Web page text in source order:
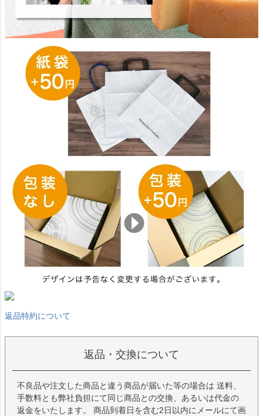
返品特約について
返品・交換について
不良品や注文した商品と違う商品が届いた等の場合は 送料、
手数料とも弊社負担にて同じ商品との交換、あるいは代金の
返金をいたします。 商品到着日を含む2日以内にメールにて画